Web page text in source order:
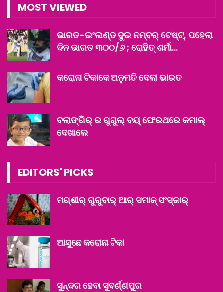
MOST VIEWED
ଭାରତ-ଇଂଲଣ୍ଡ ଦୁଇ ନମ୍ବର୍ ଟେଷ୍ଟ୍‌, ପହେଲା
ଦିନ ଭାରତ ୩୦୦/୬ ; ରୋହିତ୍ ଶର୍ମା…
କରୋନା ଟିକାକେ ଅନୁମତି ଦେଲା ଭାରତ
ବଲାଙ୍ଗିର୍ ର ଗୁଗୁଲ୍ ବୟ୍ ଫେରଥରେ କମାଲ୍
ଦେଖାଲେ
EDITORS' PICKS
ମଗ୍‌ଶୀର୍ ଗୁରୁବାର୍ ଆର୍ ସମାଜ୍ ସଂସ୍କାର୍
ଆସୁଛେ କରୋନା ଟିକା
ସୁନ୍ଦର ହେବା ସୁବର୍ଣ୍ଣପୁର